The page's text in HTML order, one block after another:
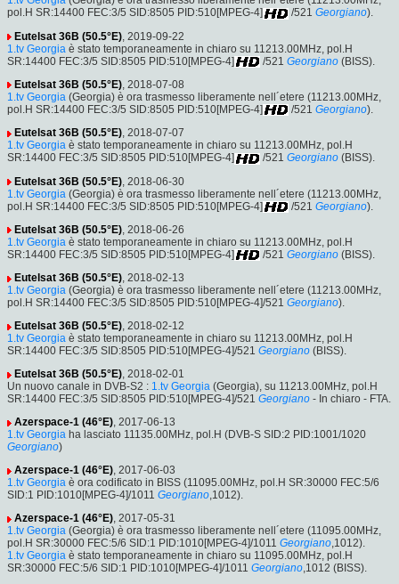
pol.H SR:14400 FEC:3/5 SID:8505 PID:510[MPEG-4]
/521 Georgiano).
Eutelsat 36B (50.5°E) , 2019-09-22
1.tv Georgia è stato temporaneamente in chiaro su 11213.00MHz, pol.H
SR:14400 FEC:3/5 SID:8505 PID:510[MPEG-4]
/521 Georgiano (BISS).
Eutelsat 36B (50.5°E), 2018-07-08
1.tv Georgia (Georgia) è ora trasmesso liberamente nell´etere (11213.00MHz,
pol.H SR:14400 FEC:3/5 SID:8505 PID:510[MPEG-4]
/521 Georgiano).
Eutelsat 36B (50.5°E), 2018-07-07
1.tv Georgia è stato temporaneamente in chiaro su 11213.00MHz, pol.H
SR:14400 FEC:3/5 SID:8505 PID:510[MPEG-4]
/521 Georgiano (BISS).
Eutelsat 36B (50.5°E) , 2018-06-30
1.tv Georgia (Georgia) è ora trasmesso liberamente nell´etere (11213.00MHz,
pol.H SR:14400 FEC:3/5 SID:8505 PID:510[MPEG-4]
/521 Georgiano).
Eutelsat 36B (50.5°E), 2018-06-26
1.tv Georgia è stato temporaneamente in chiaro su 11213.00MHz, pol.H
SR:14400 FEC:3/5 SID:8505 PID:510[MPEG-4]
/521 Georgiano (BISS).
Eutelsat 36B (50.5°E), 2018-02-13
1.tv Georgia (Georgia) è ora trasmesso liberamente nell´etere (11213.00MHz,
pol.H SR:14400 FEC:3/5 SID:8505 PID:510[MPEG-4]/521 Georgiano).
Eutelsat 36B (50.5°E), 2018-02-12
1.tv Georgia è stato temporaneamente in chiaro su 11213.00MHz, pol.H
SR:14400 FEC:3/5 SID:8505 PID:510[MPEG-4]/521 Georgiano (BISS).
Eutelsat 36B (50.5°E), 2018-02-01
Un nuovo canale in DVB-S2 : 1.tv Georgia (Georgia), su 11213.00MHz, pol.H
SR:14400 FEC:3/5 SID:8505 PID:510[MPEG-4]/521 Georgiano - In chiaro - FTA.
Azerspace-1 (46°E), 2017-06-13
1.tv Georgia ha lasciato 11135.00MHz, pol.H (DVB-S SID:2 PID:1001/1020
Georgiano)
Azerspace-1 (46°E), 2017-06-03
1.tv Georgia è ora codificato in BISS (11095.00MHz, pol.H SR:30000 FEC:5/6
SID:1 PID:1010[MPEG-4]/1011 Georgiano,1012).
Azerspace-1 (46°E), 2017-05-31
1.tv Georgia (Georgia) è ora trasmesso liberamente nell´etere (11095.00MHz,
pol.H SR:30000 FEC:5/6 SID:1 PID:1010[MPEG-4]/1011 Georgiano,1012).
1.tv Georgia è stato temporaneamente in chiaro su 11095.00MHz, pol.H
SR:30000 FEC:5/6 SID:1 PID:1010[MPEG-4]/1011 Georgiano,1012 (BISS).